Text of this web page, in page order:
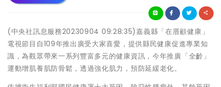
(中央社訊息服務20230904 09:28:35)嘉義縣「在厝顧健康」
電視節目自109年推出廣受大家喜愛，提供縣民健康促進專業知
識，為觀眾帶來一系列豐富多元的健康資訊，今年推廣「全齡」
運動增肌養肌防骨鬆，透過強化肌力，預防延緩老化。